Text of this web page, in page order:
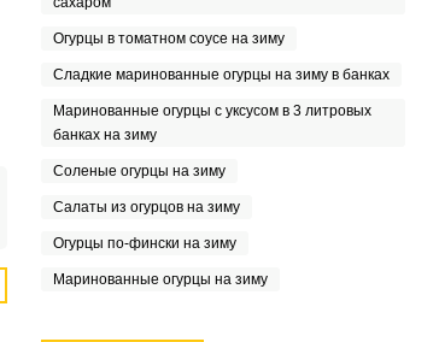
Огурцы в томатном соусе на зиму
Сладкие маринованные огурцы на зиму в банках
Маринованные огурцы с уксусом в 3 литровых
банках на зиму
Соленые огурцы на зиму
Салаты из огурцов на зиму
Огурцы по-фински на зиму
Маринованные огурцы на зиму